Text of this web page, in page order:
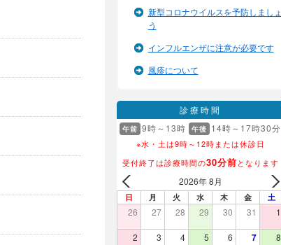
新型コロナウイルスを予防しましょ
う
インフルエンザに注意が必要です
風疹について
診療時間
午前 9時～13時 午後 14時～17時30分
※水・土は9時～12時または休診日
受付終了は診療時間の30分前となります
2026年 8月
日 月 火 水 木 金 土
26 27 28 29 30 31 1
2 3 4 5 6 7 8